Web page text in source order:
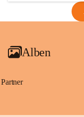
Alben
Partner